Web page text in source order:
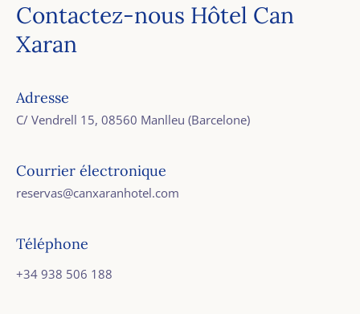
Contactez-nous Hôtel Can
Xaran
Adresse
C/ Vendrell 15, 08560 Manlleu (Barcelone)
Courrier électronique
reservas@canxaranhotel.com
Téléphone
+34 938 506 188